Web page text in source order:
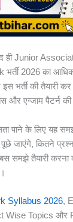
ही Junior
2026 का
इस भर्ती की तैयारी
एग्जाम पैटर्न की
पाने के लिए यह
पूछे जाएंगे, कितने
समझे तैयारी
Syllabus 2026,
Wise Topics और